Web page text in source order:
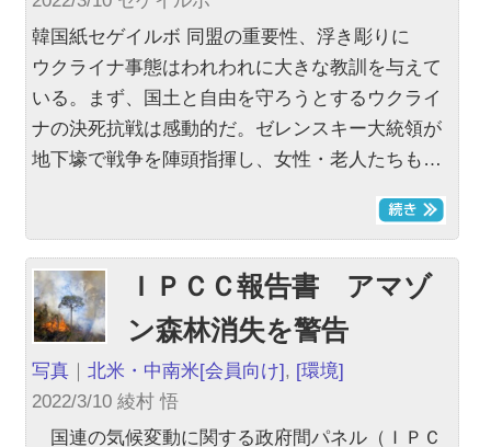
韓国紙セゲイルボ 同盟の重要性、浮き彫りに
ウクライナ事態はわれわれに大きな教訓を与えて
いる。まず、国土と自由を守ろうとするウクライ
ナの決死抗戦は感動的だ。ゼレンスキー大統領が
地下壕で戦争を陣頭指揮し、女性・老人たちも…
ＩＰＣＣ報告書 アマゾ
ン森林消失を警告
写真 ｜北米・中南米[会員向け], [環境]
2022/3/10 綾村 悟
国連の気候変動に関する政府間パネル（ＩＰＣ